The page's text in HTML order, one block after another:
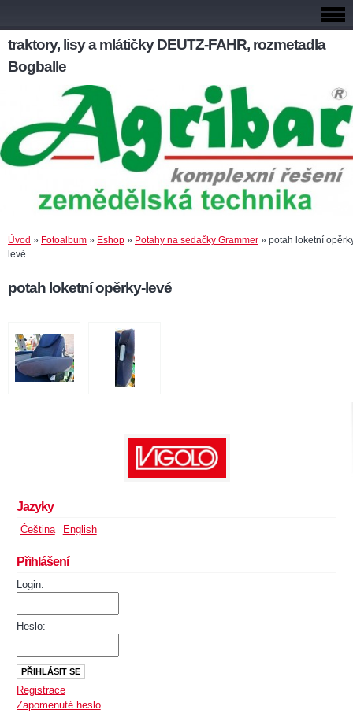
traktory, lisy a mlátičky DEUTZ-FAHR, rozmetadla
Bogballe
Úvod » Fotoalbum » Eshop » Potahy na sedačky Grammer » potah loketní
levé
potah loketní opěrky-levé
Jazyky
Čeština English
Přihlášení
Login:
Heslo:
Registrace
Zapomenuté heslo